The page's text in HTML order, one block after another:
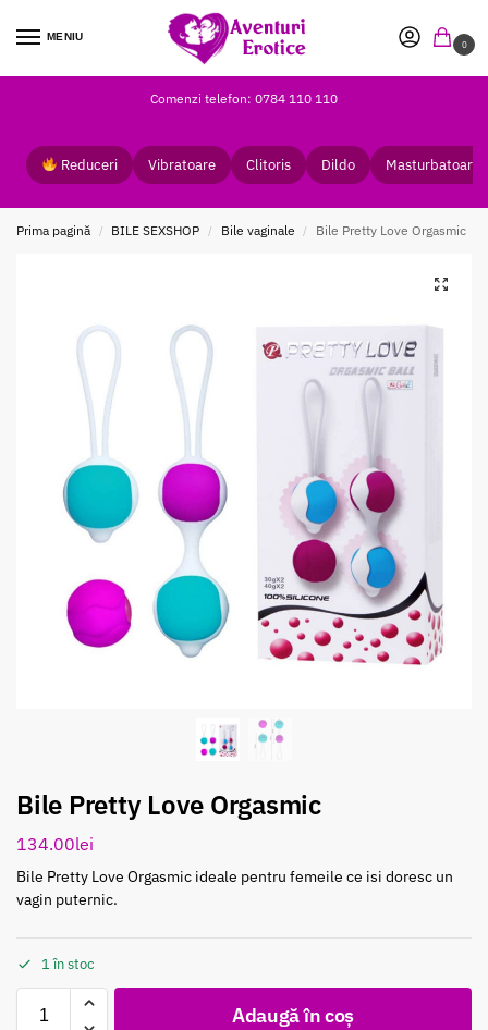
MENIU
0
Comenzi telefon: 0784 110 110
Reduceri Vibratoare Clitoris Dildo Masturbatoare
Prima pagină / BILE SEXSHOP / Bile vaginale / Bile Pretty Love Orgasmic
Bile Pretty Love Orgasmic
134.00lei
Bile Pretty Love Orgasmic ideale pentru femeile ce isi doresc un
vagin puternic.
1 în stoc
Adaugă în coș